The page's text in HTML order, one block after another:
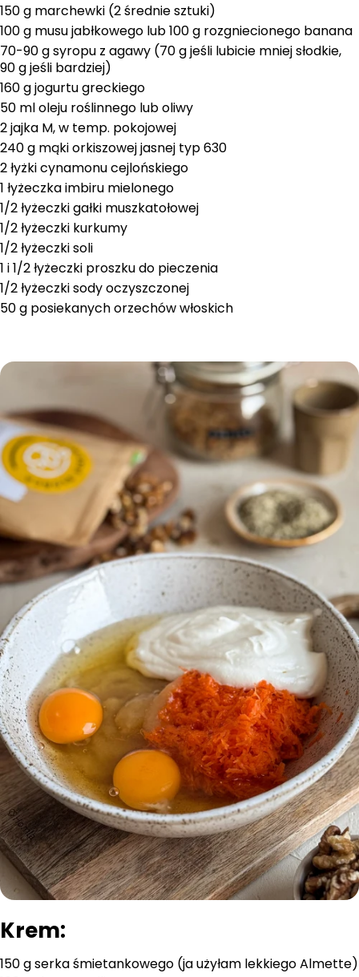
150 g marchewki (2 średnie sztuki)
100 g musu jabłkowego lub 100 g rozgniecionego banana
70-90 g syropu z agawy (70 g jeśli lubicie mniej słodkie,
90 g jeśli bardziej)
160 g jogurtu greckiego
50 ml oleju roślinnego lub oliwy
2 jajka M, w temp. pokojowej
240 g mąki orkiszowej jasnej typ 630
2 łyżki cynamonu cejlońskiego
1 łyżeczka imbiru mielonego
1/2 łyżeczki gałki muszkatołowej
1/2 łyżeczki kurkumy
1/2 łyżeczki soli
1 i 1/2 łyżeczki proszku do pieczenia
1/2 łyżeczki sody oczyszczonej
50 g posiekanych orzechów włoskich
Krem:
150 g serka śmietankowego (ja użyłam lekkiego Almette)